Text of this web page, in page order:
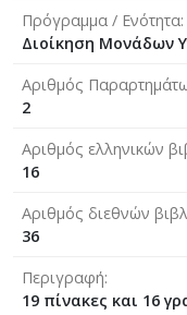
Πρόγραμμα / Ενότητα
Διοίκηση Μονάδων
Αριθμός
2
Αριθμός ελληνικών
16
Αριθμός διεθνών
36
Περιγραφή
19 πίνακες και 16